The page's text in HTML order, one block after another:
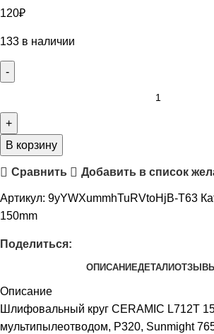
120₽
133 в наличии
В корзину
Сравнить Добавить в список
Артикул: 9yYWXummhTuRVtoHjB-T63
150mm
Поделиться:
ОПИСАНИЕДЕТАЛИ
Описание
Шлифовальный круг CERAMIC L712T
мультипылеотводом, P320, Sunmight